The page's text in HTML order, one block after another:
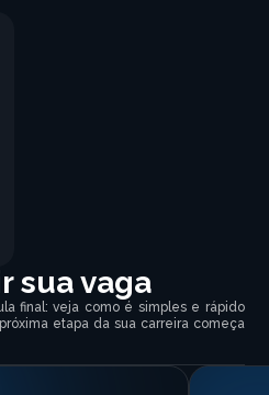
sua vaga
final: veja como é simples e rápido
etapa da sua carreira começa